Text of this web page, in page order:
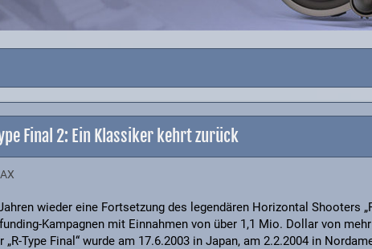
Final 2: Ein Klassiker kehrt zurück
wieder eine Fortsetzung des legendären Horizontal Shooters
Kampagnen mit Einnahmen von über 1,1 Mio. Dollar von
Type Final“ wurde am 17.6.2003 in Japan, am 2.2.2004 in